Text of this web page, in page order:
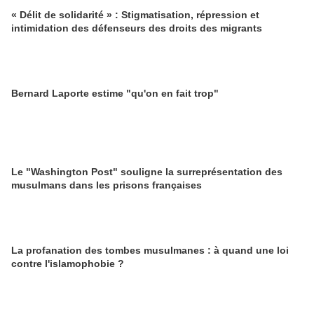
« Délit de solidarité » : Stigmatisation, répression et
intimidation des défenseurs des droits des migrants
Bernard Laporte estime "qu'on en fait trop"
Le "Washington Post" souligne la surreprésentation des
musulmans dans les prisons françaises
La profanation des tombes musulmanes : à quand une loi
contre l'islamophobie ?